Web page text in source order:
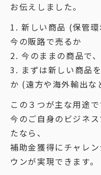
お伝えしました。
1. 新しい商品 (保管環
今の販路で売るか
2. 今のままの商品で
3. まずは新しい商品
か (遠方や海外輸出な
この３つが主な用途で
今のご自身のビジネ
たなら、
補助金獲得にチャレ
ウンが実現できます。